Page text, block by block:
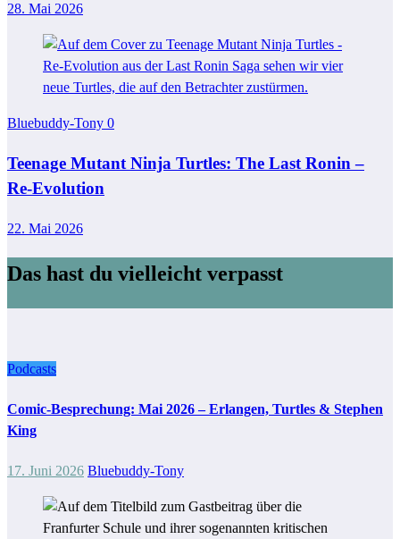
28. Mai 2026
Bluebuddy-Tony 0
Teenage Mutant Ninja Turtles: The Last Ronin –
Re-Evolution
22. Mai 2026
Das hast du vielleicht verpasst
Podcasts
Comic-Besprechung: Mai 2026 – Erlangen, Turtles & Stephen
King
17. Juni 2026 Bluebuddy-Tony